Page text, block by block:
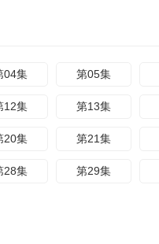
04集 第05集
12集 第13集
20集 第21集
28集 第29集